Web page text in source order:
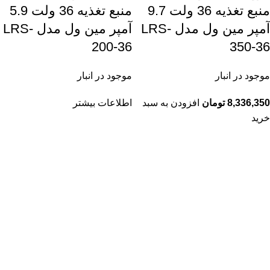
منبع تغذیه 36 ولت 9.7
آمپر مین ول مدل LRS-
350-36
موجود در انبار
8,336,350 تومان افزودن به سبد
خرید
منبع تغذیه 36 ولت 5.9
آمپر مین ول مدل LRS-
200-36
موجود در انبار
اطلاعات بیشتر